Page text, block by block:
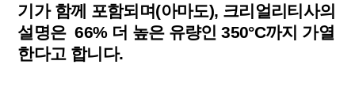
기가 함께 포함되며(아마도), 크리얼리티사의
설명은 66% 더 높은 유량인 350°C까지 가열
한다고 합니다.